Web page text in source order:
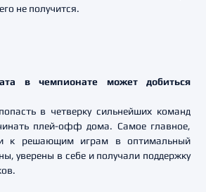
не получится.
в чемпионате может добиться
в четверку сильнейших команд
плей-офф дома. Самое главное,
к решающим играм в оптимальный
уверены в себе и получали поддержку